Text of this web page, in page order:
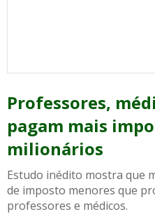
Professores,
pagam mais
milionários
Estudo inédito mostra que
de imposto menores que
professores e médicos.